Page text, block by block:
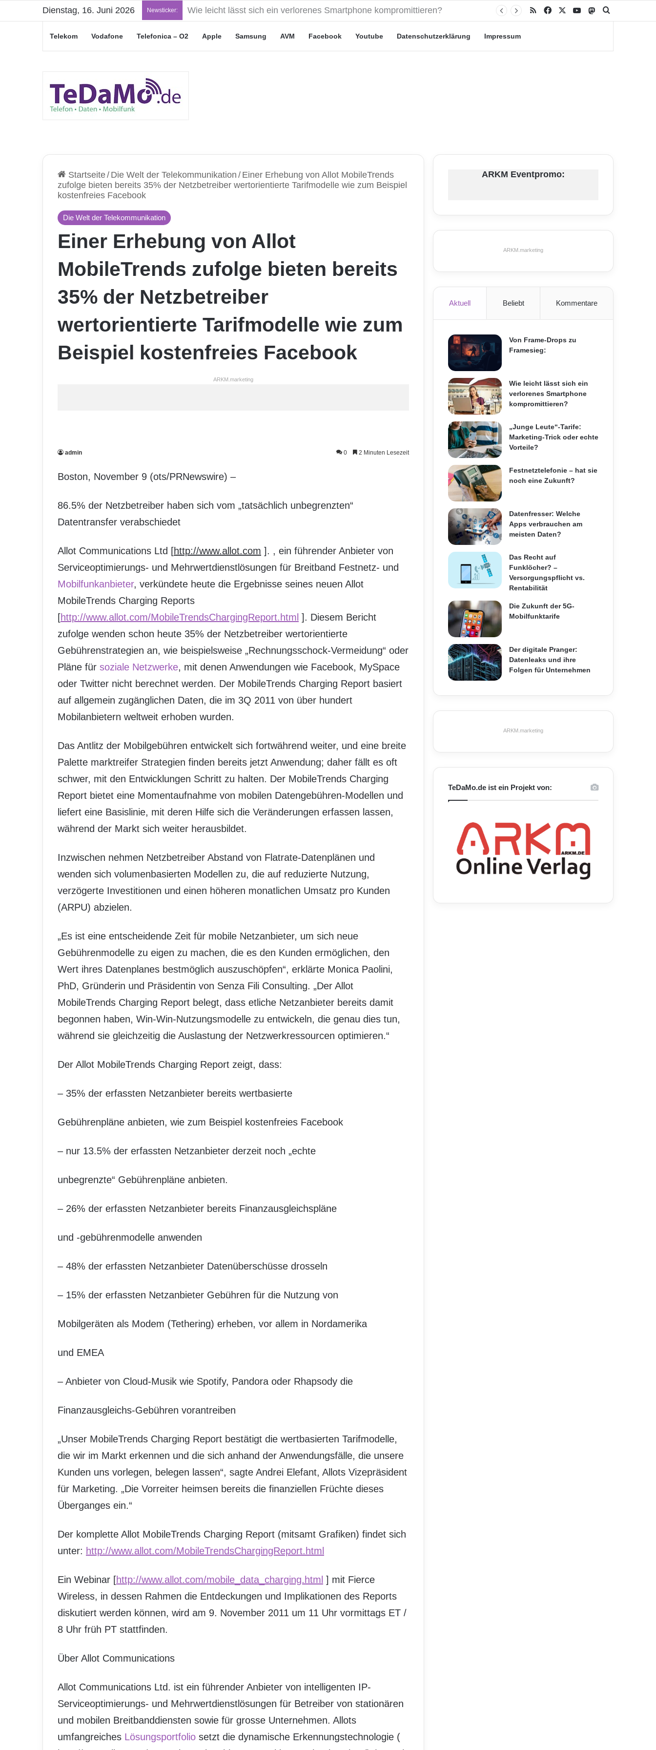
Dienstag, 16. Juni 2026 Newsticker: „Junge Leute“-Tarife: Marketing-Trick oder echte Vorteile? RSS Facebook YouTubeMastodon
Telekom Vodafone Telefonica – O2 Apple Samsung AVM Facebook Youtube Datenschutzerklärung Impressum
Startseite/ Die Welt der Telekommunikation / Einer Erhebung von Allot MobileTrends
zufolge bieten bereits 35% der Netzbetreiber wertorientierte Tarifmodelle wie zum Beispiel
kostenfreies Facebook
Die Welt der Telekommunikation
Einer Erhebung von Allot
MobileTrends zufolge bieten bereits
35% der Netzbetreiber
wertorientierte Tarifmodelle wie zum
Beispiel kostenfreies Facebook
ARKM.marketing
admin 0 2 Minuten Lesezeit
Boston, November 9 (ots/PRNewswire) –
86.5% der Netzbetreiber haben sich vom „tatsächlich unbegrenzten“
Datentransfer verabschiedet
Allot Communications Ltd [http://www.allot.com ]. , ein führender Anbieter von
Serviceoptimierungs- und Mehrwertdienstlösungen für Breitband Festnetz- und
Mobilfunkanbieter, verkündete heute die Ergebnisse seines neuen Allot
MobileTrends Charging Reports
[http://www.allot.com/MobileTrendsChargingReport.html ]. Diesem Bericht
zufolge wenden schon heute 35% der Netzbetreiber wertorientierte
Gebührenstrategien an, wie beispielsweise „Rechnungsschock-Vermeidung“ oder
Pläne für soziale Netzwerke, mit denen Anwendungen wie Facebook, MySpace
oder Twitter nicht berechnet werden. Der MobileTrends Charging Report basiert
auf allgemein zugänglichen Daten, die im 3Q 2011 von über hundert
Mobilanbietern weltweit erhoben wurden.
Das Antlitz der Mobilgebühren entwickelt sich fortwährend weiter, und eine breite
Palette marktreifer Strategien finden bereits jetzt Anwendung; daher fällt es oft
schwer, mit den Entwicklungen Schritt zu halten. Der MobileTrends Charging
Report bietet eine Momentaufnahme von mobilen Datengebühren-Modellen und
liefert eine Basislinie, mit deren Hilfe sich die Veränderungen erfassen lassen,
während der Markt sich weiter herausbildet.
Inzwischen nehmen Netzbetreiber Abstand von Flatrate-Datenplänen und
wenden sich volumenbasierten Modellen zu, die auf reduzierte Nutzung,
verzögerte Investitionen und einen höheren monatlichen Umsatz pro Kunden
(ARPU) abzielen.
„Es ist eine entscheidende Zeit für mobile Netzanbieter, um sich neue
Gebührenmodelle zu eigen zu machen, die es den Kunden ermöglichen, den
Wert ihres Datenplanes bestmöglich auszuschöpfen“, erklärte Monica Paolini,
PhD, Gründerin und Präsidentin von Senza Fili Consulting. „Der Allot
MobileTrends Charging Report belegt, dass etliche Netzanbieter bereits damit
begonnen haben, Win-Win-Nutzungsmodelle zu entwickeln, die genau dies tun,
während sie gleichzeitig die Auslastung der Netzwerkressourcen optimieren.“
Der Allot MobileTrends Charging Report zeigt, dass:
– 35% der erfassten Netzanbieter bereits wertbasierte
Gebührenpläne anbieten, wie zum Beispiel kostenfreies Facebook
– nur 13.5% der erfassten Netzanbieter derzeit noch „echte
unbegrenzte“ Gebührenpläne anbieten.
– 26% der erfassten Netzanbieter bereits Finanzausgleichspläne
und -gebührenmodelle anwenden
– 48% der erfassten Netzanbieter Datenüberschüsse drosseln
– 15% der erfassten Netzanbieter Gebühren für die Nutzung von
Mobilgeräten als Modem (Tethering) erheben, vor allem in Nordamerika
und EMEA
– Anbieter von Cloud-Musik wie Spotify, Pandora oder Rhapsody die
Finanzausgleichs-Gebühren vorantreiben
„Unser MobileTrends Charging Report bestätigt die wertbasierten Tarifmodelle,
die wir im Markt erkennen und die sich anhand der Anwendungsfälle, die unsere
Kunden uns vorlegen, belegen lassen“, sagte Andrei Elefant, Allots Vizepräsident
für Marketing. „Die Vorreiter heimsen bereits die finanziellen Früchte dieses
Überganges ein.“
Der komplette Allot MobileTrends Charging Report (mitsamt Grafiken) findet sich
unter: http://www.allot.com/MobileTrendsChargingReport.html
Ein Webinar [http://www.allot.com/mobile_data_charging.html ] mit Fierce
Wireless, in dessen Rahmen die Entdeckungen und Implikationen des Reports
diskutiert werden können, wird am 9. November 2011 um 11 Uhr vormittags ET /
8 Uhr früh PT stattfinden.
Über Allot Communications
Allot Communications Ltd. ist ein führender Anbieter von intelligenten IP-
Serviceoptimierungs- und Mehrwertdienstlösungen für Betreiber von stationären
und mobilen Breitbanddiensten sowie für grosse Unternehmen. Allots
umfangreiches Lösungsportfolio setzt die dynamische Erkennungstechnologie (
ARKM Eventpromo:
ARKM.marketing
Aktuell Beliebt Kommentare
Von Frame-Drops zu
Framesieg:
Wie leicht lässt sich ein
verlorenes Smartphone
kompromittieren?
„Junge Leute“-Tarife:
Marketing-Trick oder echte
Vorteile?
Festnetztelefonie – hat sie
noch eine Zukunft?
Datenfresser: Welche
Apps verbrauchen am
meisten Daten?
Das Recht auf
Funklöcher? –
Versorgungspflicht vs.
Rentabilität
Die Zukunft der 5G-
Mobilfunktarife
Der digitale Pranger:
Datenleaks und ihre
Folgen für Unternehmen
ARKM.marketing
TeDaMo.de ist ein Projekt von: